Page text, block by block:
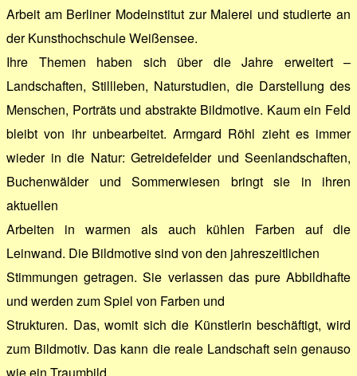
Arbeit am Berliner Modeinstitut zur Malerei und studierte an
der Kunsthochschule Weißensee.
Ihre Themen haben sich über die Jahre erweitert –
Landschaften, Stillleben, Naturstudien, die Darstellung des
Menschen, Porträts und abstrakte Bildmotive. Kaum ein Feld
bleibt von ihr unbearbeitet. Armgard Röhl zieht es immer
wieder in die Natur: Getreidefelder und Seenlandschaften,
Buchenwälder und Sommerwiesen bringt sie in ihren
aktuellen
Arbeiten in warmen als auch kühlen Farben auf die
Leinwand. Die Bildmotive sind von den jahreszeitlichen
Stimmungen getragen. Sie verlassen das pure Abbildhafte
und werden zum Spiel von Farben und
Strukturen. Das, womit sich die Künstlerin beschäftigt, wird
zum Bildmotiv. Das kann die reale Landschaft sein genauso